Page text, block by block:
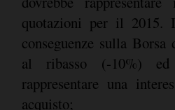
quotazioni per il 2015.
conseguenze sulla
al ribasso (-10%)
rappresentare una
acquisto;